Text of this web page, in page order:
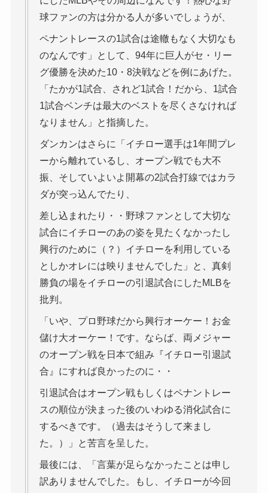
球ファンの方は分かる人が多いでしょうが、
ペナントレースの1試合は途轍もなく大切なも
のなんです」として、94年に巨人がセ・リー
グ優勝を決めた10・8決戦などを例にあげた。
「たかが1試合、されど1試合！だから、1試合
1試合ベンチは最大のベストを尽くさなければ
なりません」と指摘した。
ダンカンはさらに「イチロー選手は1年間プレ
ーから離れているし、オープン戦でも大不
振、そしていよいよ開幕の2試合打線ではカラ
ダが突っ込んでたり、
差し込まれたり・・野球ファンとして大切な
試合にイチローのあの姿を見たくなかったし
興行のために（？）イチローを利用している
としかオレには映りませんでした」と、真剣
勝負の場をイチローの引退試合にしたMLBを
批判。
「いや、プロ野球だから興行オーケー！お金
儲け大オーケー！です。ならば、両メジャー
のオープン戦を日本で組み『イチロー引退試
合』にすれば良かったのに・・
引退試合はオープン戦もしくはペナントレー
スの順位が決まった後のいわゆる消化試合に
するべきです。（過去はそうして来まし
た。）」と苦言を呈した。
最後には、「言葉が足らなかったことは申し
訳ありませんでした。もし、イチローが今回